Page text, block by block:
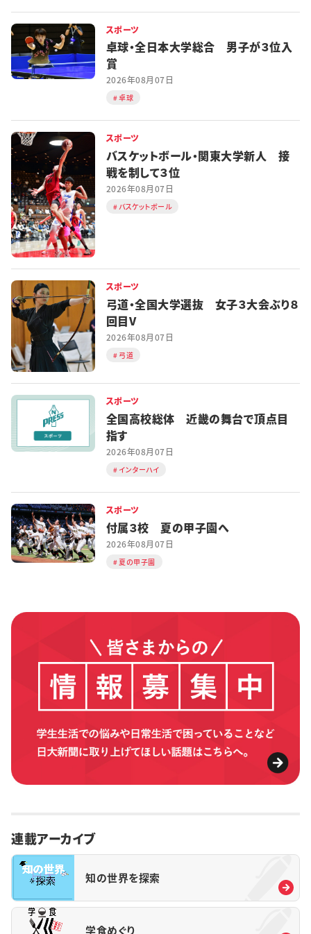
スポーツ
卓球・全日本大学総合 男子が３位入
賞
2026年08月07日
卓球
スポーツ
バスケットボール・関東大学新人 接
戦を制して３位
2026年08月07日
バスケットボール
スポーツ
弓道・全国大学選抜 女子３大会ぶり８
回目V
2026年08月07日
弓道
スポーツ
全国高校総体 近畿の舞台で頂点目
指す
2026年08月07日
インターハイ
スポーツ
付属３校 夏の甲子園へ
2026年08月07日
夏の甲子園
連載アーカイブ
知の世界を探索
学食めぐり